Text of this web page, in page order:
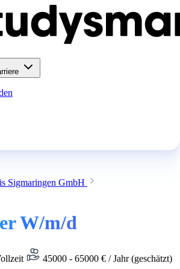
Sigmaringen GmbH
W/m/d
45000 - 65000 € / Jahr (geschätzt)